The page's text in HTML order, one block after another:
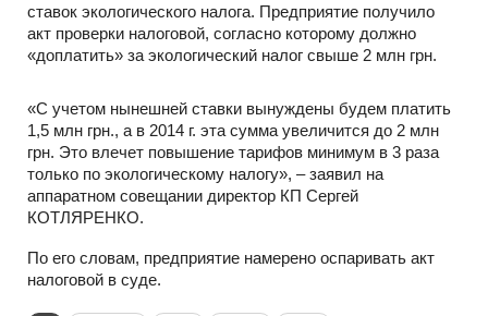
ставок экологического налога. Предприятие получило
акт проверки налоговой, согласно которому должно
«доплатить» за экологический налог свыше 2 млн грн.
«С учетом нынешней ставки вынуждены будем платить
1,5 млн грн., а в 2014 г. эта сумма увеличится до 2 млн
грн. Это влечет повышение тарифов минимум в 3 раза
только по экологическому налогу», – заявил на
аппаратном совещании директор КП Сергей
КОТЛЯРЕНКО.
По его словам, предприятие намерено оспаривать акт
налоговой в суде.